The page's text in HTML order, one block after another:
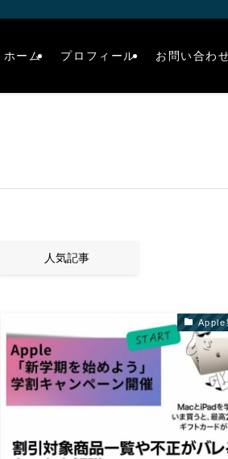
ホーム プロフィール お問い合わ
人気記事
Apple